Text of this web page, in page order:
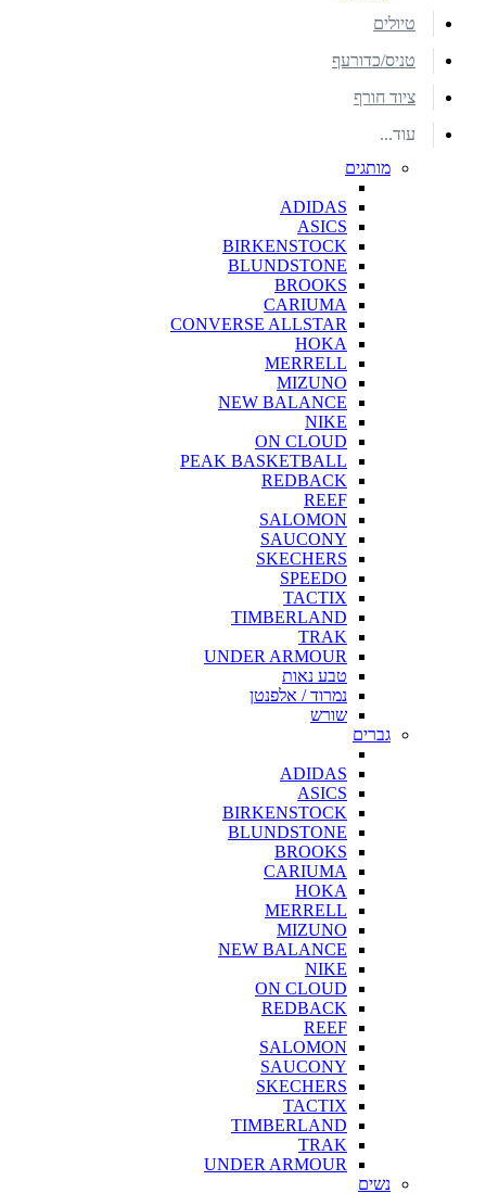
טיולים
טניס/כדורעף
ציוד חורף
עוד...
מותגים
ADIDAS
ASICS
BIRKENSTOCK
BLUNDSTONE
BROOKS
CARIUMA
CONVERSE ALLSTAR
HOKA
MERRELL
MIZUNO
NEW BALANCE
NIKE
ON CLOUD
PEAK BASKETBALL
REDBACK
REEF
SALOMON
SAUCONY
SKECHERS
SPEEDO
TACTIX
TIMBERLAND
TRAK
UNDER ARMOUR
טבע נאות
נמרוד / אלפנטן
שורש
גברים
ADIDAS
ASICS
BIRKENSTOCK
BLUNDSTONE
BROOKS
CARIUMA
HOKA
MERRELL
MIZUNO
NEW BALANCE
NIKE
ON CLOUD
REDBACK
REEF
SALOMON
SAUCONY
SKECHERS
TACTIX
TIMBERLAND
TRAK
UNDER ARMOUR
נשים